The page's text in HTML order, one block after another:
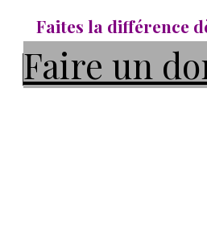
Faites la différence
Faire un